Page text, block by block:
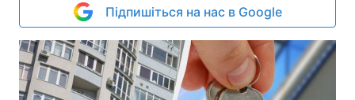
Підпишіться на нас в Google